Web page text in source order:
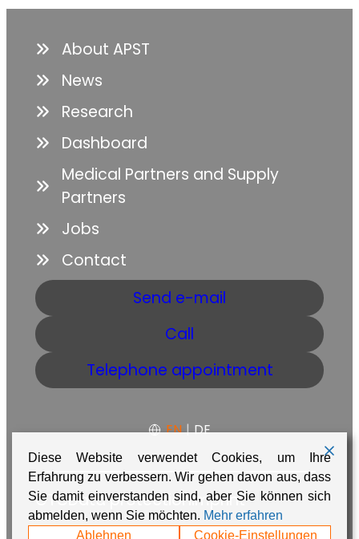
About APST
News
Research
Dashboard
Medical Partners and Supply
Partners
Jobs
Contact
Send e-mail
Call
Telephone appointment
EN | DE
GTCData protectionImprint
Diese Website verwendet Cookies, um Ihre
Erfahrung zu verbessern. Wir gehen davon aus, dass
Sie damit einverstanden sind, aber Sie können sich
abmelden, wenn Sie möchten. Mehr erfahren
Ablehnen
Cookie-Einstellungen